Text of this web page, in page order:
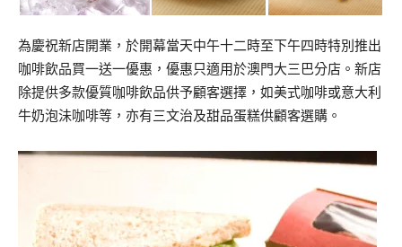
為慶祝新店開業，於開幕當天中午十二時至下午四時特別推出
咖啡飲品買一送一優惠，優惠只適用於澳門大三巴分店。新店
除提供多款優質咖啡飲品供予顧客選擇，如美式咖啡或意大利
牛奶泡沬咖啡等，亦有三文治及甜品蛋糕供顧客選購。